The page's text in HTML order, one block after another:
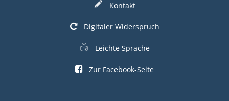
Kontakt
Digitaler Widerspruch
Leichte Sprache
Zur Facebook-Seite